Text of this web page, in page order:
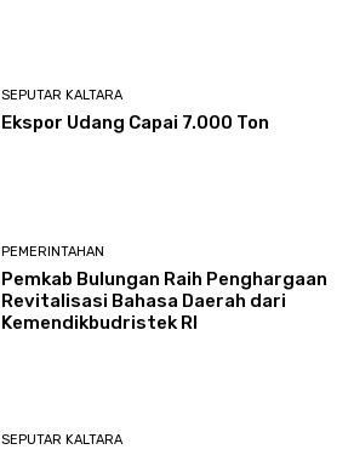
SEPUTAR KALTARA
Ekspor Udang Capai 7.000 Ton
PEMERINTAHAN
Pemkab Bulungan Raih Penghargaan
Revitalisasi Bahasa Daerah dari
Kemendikbudristek RI
SEPUTAR KALTARA